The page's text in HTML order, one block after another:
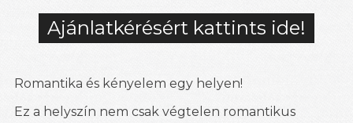
Ajánlatkérésért kattints ide!
Romantika és kényelem egy helyen!
Ez a helyszín nem csak végtelen romantikus